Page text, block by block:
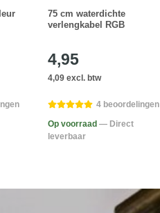
75 cm waterdichte
verlengkabel RGB
4,95
4,09 excl. btw
4 beoordelingen
Op voorraad — Direct
leverbaar